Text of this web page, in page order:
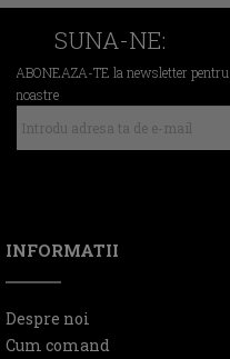
SUNA-NE:
ABONEAZA-TE la newsletter
noastre
INFORMATII
Despre noi
Cum comand